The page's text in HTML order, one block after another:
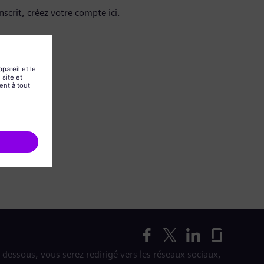
créez votre compte ici.
vous serez redirigé vers les réseaux sociaux,